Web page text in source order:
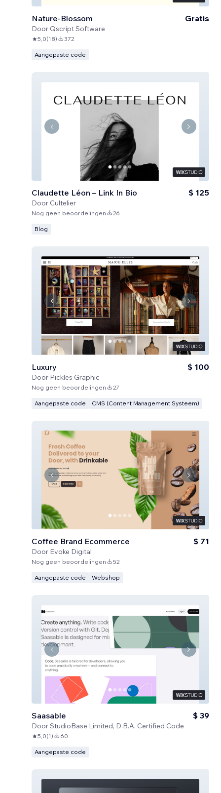
Nature-Blossom
Door Qscript Software
Gratis
5,0(18) 372
Aangepaste code
Claudette Léon – Link In Bio
Door Cultelier
$ 125
Nog geen beoordelingen 26
Blog
Luxury
Door Pickles Graphic
$ 100
Nog geen beoordelingen 27
Aangepaste code CMS (Content Management Systeem)
Coffee Brand Ecommerce
Door Evoke Digital
$ 71
Nog geen beoordelingen 52
Aangepaste code Webshop
Saasable
DoorStudioBase Limited, D.B.A. Certified Code
$ 39
5,0(1) 60
Aangepaste code